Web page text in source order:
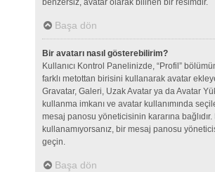
benzersiz, avatar olarak bilinen bir resimdir.
Başa dön
Bir avatarı nasıl gösterebilirim?
Kullanıcı Kontrol Panelinizde, “Profil”
farklı metottan birisini kullanarak avatar
Gravatar, Galeri, Uzak Avatar ya da Avatar
kullanma imkanı ve avatar kullanımında
mesaj panosu yöneticisinin kararına bağlıdır.
kullanamıyorsanız, bir mesaj panosu
geçin.
Başa dön